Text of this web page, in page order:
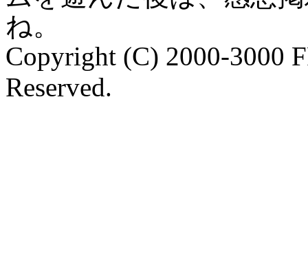
ね。
Copyright (C) 2000-3000
Reserved.